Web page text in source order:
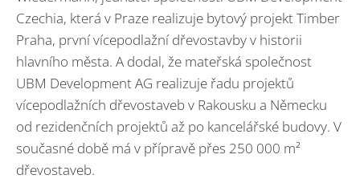
Czechia, která v Praze realizuje bytový projekt Timber
Praha, první vícepodlažní dřevostavby v historii
hlavního města. A dodal, že mateřská společnost
UBM Development AG realizuje řadu projektů
vícepodlažních dřevostaveb v Rakousku a Německu
od rezidenčních projektů až po kancelářské budovy. V
současné době má v přípravě přes 250 000 m²
dřevostaveb.